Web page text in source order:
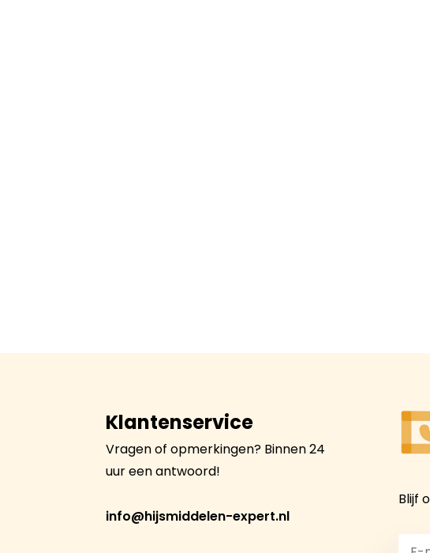
Klantenservice
Vragen of opmerkingen? Binnen 24
uur een antwoord!
info@hijsmiddelen-expert.nl
Blijf